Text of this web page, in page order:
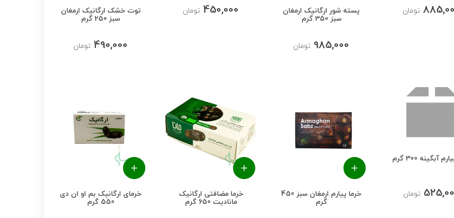
تومان پسته شور ارگانیک ارمغان
سبز 350 گرم
985,000 تومان
450,000 تومان توت خشک ارگانیک ارمغان
سبز 250 گرم
490,000 تومان
آبگینه 300 گرم
تومان خرما پیارم ارمغان سبز 450
گرم
خرما مضافتی ارگانیک
مانادیت 650 گرم
خرمای ارگانیک بم او ان دی
550 گرم